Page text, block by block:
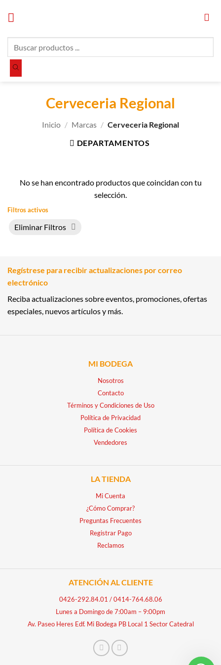
productos
Cerveceria Regional
Inicio / Marcas / Cerveceria Regional
DEPARTAMENTOS
No se han encontrado productos que coincidan con tu
selección.
Filtros activos
Eliminar Filtros
Regístrese para recibir actualizaciones por correo
electrónico
Reciba actualizaciones sobre eventos, promociones, ofertas
especiales, nuevos artículos y más.
MI BODEGA
Nosotros
Contacto
Términos y Condiciones de Uso
Política de Privacidad
Política de Cookies
Vendedores
LA TIENDA
Mi Cuenta
¿Cómo Comprar?
Preguntas Frecuentes
Registrar Pago
Reclamos
ATENCIÓN AL CLIENTE
0426-292.84.01 /0414-764.68.06
Lunes a Domingo de 7:00am – 9:00pm
Av. Paseo Heres Edf. Mi Bodega PB Local 1 Sector Catedral